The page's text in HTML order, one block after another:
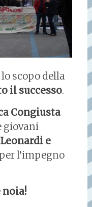
scopo della
il successo.
Congiusta
giovani
e
per l’impegno
noia!